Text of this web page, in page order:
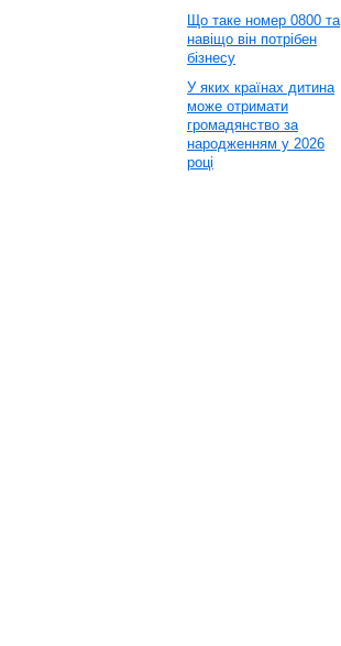
Що таке номер 0800 та
навіщо він потрібен
бізнесу
У яких країнах дитина
може отримати
громадянство за
народженням у 2026
році